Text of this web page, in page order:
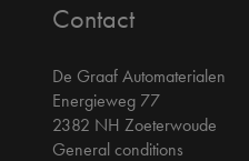
Contact
De Graaf Automaterialen
Energieweg 77
2382 NH Zoeterwoude
General conditions